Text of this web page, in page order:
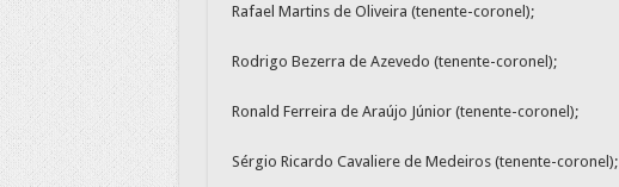
Rafael Martins de Oliveira (tenente-coronel);
Rodrigo Bezerra de Azevedo (tenente-coronel);
Ronald Ferreira de Araújo Júnior (tenente-coronel);
Sérgio Ricardo Cavaliere de Medeiros (tenente-coronel);